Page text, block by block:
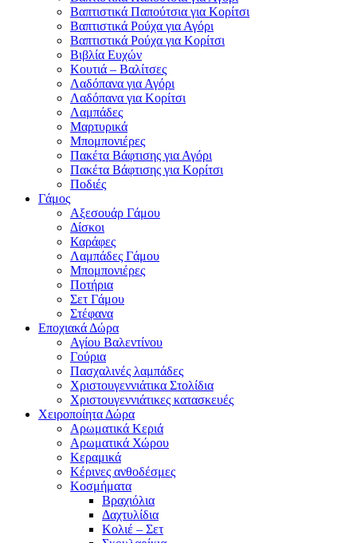
Βαπτιστικά Παπούτσια για Κορίτσι
Βαπτιστικά Ρούχα για Αγόρι
Βαπτιστικά Ρούχα για Κορίτσι
Βιβλία Ευχών
Κουτιά – Βαλίτσες
Λαδόπανα για Αγόρι
Λαδόπανα για Κορίτσι
Λαμπάδες
Μαρτυρικά
Μπομπονιέρες
Πακέτα Βάφτισης για Αγόρι
Πακέτα Βάφτισης για Κορίτσι
Ποδιές
Γάμος
Αξεσουάρ Γάμου
Δίσκοι
Καράφες
Λαμπάδες Γάμου
Μπομπονιέρες
Ποτήρια
Σετ Γάμου
Στέφανα
Εποχιακά Δώρα
Αγίου Βαλεντίνου
Γούρια
Πασχαλινές λαμπάδες
Χριστουγεννιάτικα Στολίδια
Χριστουγεννιάτικες κατασκευές
Χειροποίητα Δώρα
Αρωματικά Κεριά
Αρωματικά Χώρου
Κεραμικά
Κέρινες ανθοδέσμες
Κοσμήματα
Βραχιόλια
Δαχτυλίδια
Κολιέ – Σετ